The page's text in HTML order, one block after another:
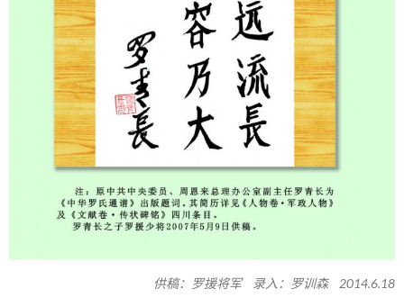
供稿：罗援将军 录入：罗训森 2014.6.18